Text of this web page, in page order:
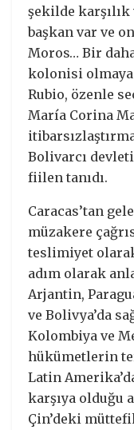
şekilde
başkan var ve
Moros… Bir
kolonisi
Rubio, özenle
María Corina
Bolivarcı
fiilen tanıdı.
Caracas’tan
müzakere
teslimiyet
adım olarak
Arjantin,
ve Bolivya’da
Kolombiya ve
hükümetlerin
Latin
karşıya olduğu
Çin’deki